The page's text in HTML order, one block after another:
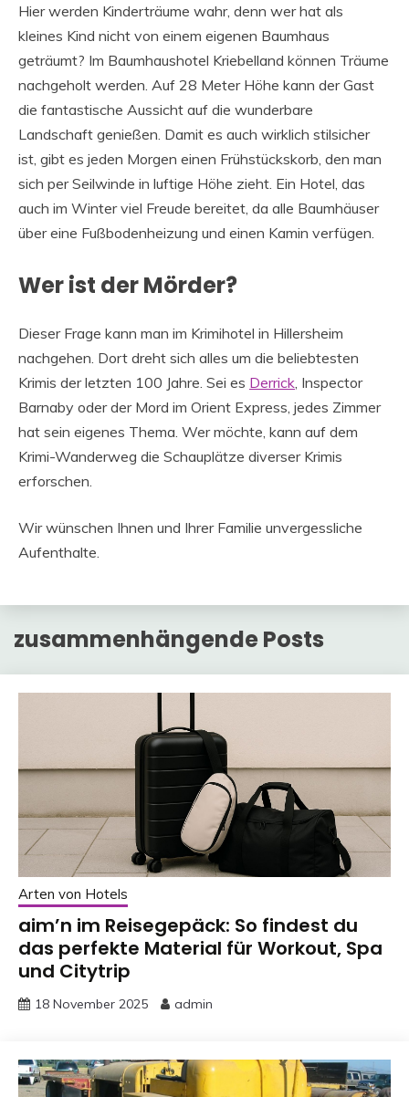
Hier werden Kinderträume wahr, denn wer hat als
kleines Kind nicht von einem eigenen Baumhaus
geträumt? Im Baumhaushotel Kriebelland können Träume
nachgeholt werden. Auf 28 Meter Höhe kann der Gast
die fantastische Aussicht auf die wunderbare
Landschaft genießen. Damit es auch wirklich stilsicher
ist, gibt es jeden Morgen einen Frühstückskorb, den man
sich per Seilwinde in luftige Höhe zieht. Ein Hotel, das
auch im Winter viel Freude bereitet, da alle Baumhäuser
über eine Fußbodenheizung und einen Kamin verfügen.
Wer ist der Mörder?
Dieser Frage kann man im Krimihotel in Hillersheim
nachgehen. Dort dreht sich alles um die beliebtesten
Krimis der letzten 100 Jahre. Sei es Derrick, Inspector
Barnaby oder der Mord im Orient Express, jedes Zimmer
hat sein eigenes Thema. Wer möchte, kann auf dem
Krimi-Wanderweg die Schauplätze diverser Krimis
erforschen.
Wir wünschen Ihnen und Ihrer Familie unvergessliche
Aufenthalte.
zusammenhängende Posts
Arten von Hotels
aim’n im Reisegepäck: So findest du
das perfekte Material für Workout, Spa
und Citytrip
18 November 2025 admin